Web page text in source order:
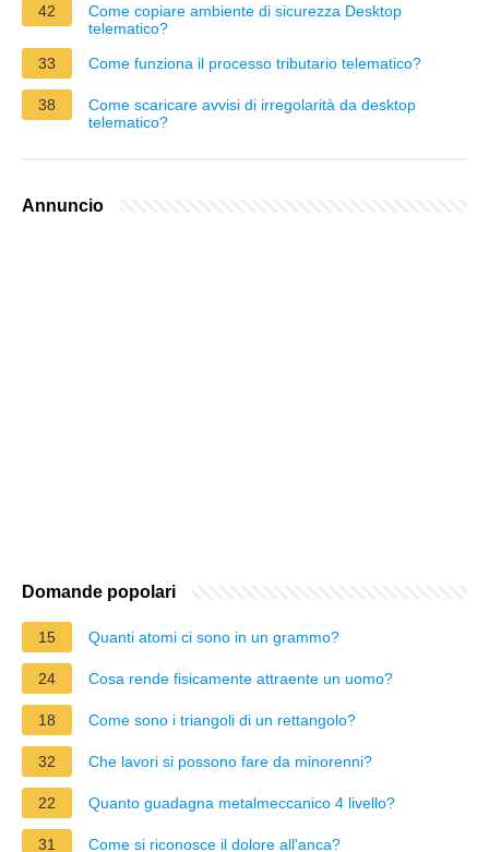
42
Come copiare ambiente di sicurezza Desktop
telematico?
33
Come funziona il processo tributario telematico?
38
Come scaricare avvisi di irregolarità da desktop
telematico?
Annuncio
Domande popolari
15 Quanti atomi ci sono in un grammo?
24 Cosa rende fisicamente attraente un uomo?
18 Come sono i triangoli di un rettangolo?
32 Che lavori si possono fare da minorenni?
22 Quanto guadagna metalmeccanico 4 livello?
31 Come si riconosce il dolore all'anca?